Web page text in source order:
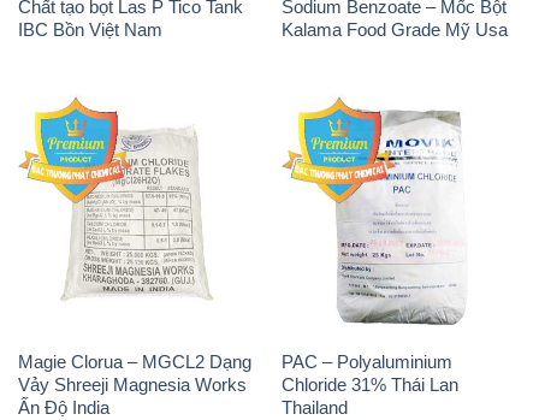
Chất tạo bọt Las P Tico Tank
IBC Bồn Việt Nam
Sodium Benzoate – Mốc Bột
Kalama Food Grade Mỹ Usa
Magie Clorua – MGCL2 Dạng
Vảy Shreeji Magnesia Works
Ấn Độ India
PAC – Polyaluminium
Chloride 31% Thái Lan
Thailand